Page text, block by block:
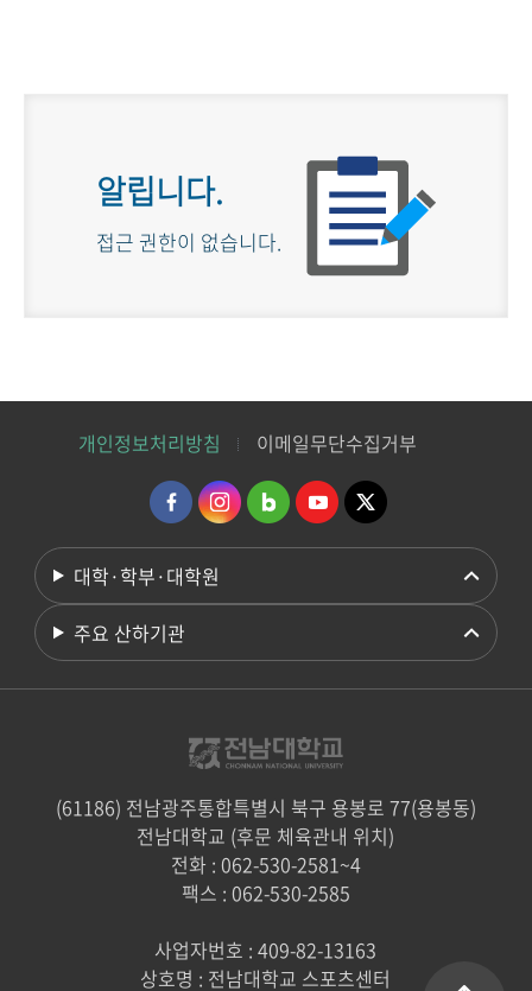
알립니다.
접근 권한이 없습니다.
개인정보처리방침 이메일무단수집거부
대학·학부·대학원
주요 산하기관
(61186) 전남광주통합특별시 북구 용봉로 77(용봉동)
전남대학교 (후문 체육관내 위치)
전화 : 062-530-2581~4
팩스 : 062-530-2585
사업자번호 : 409-82-13163
상호명 : 전남대학교 스포츠센터